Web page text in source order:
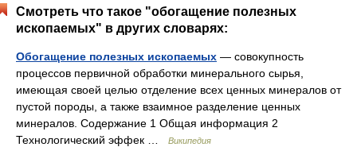
Смотреть что такое "обогащение полезных
ископаемых" в других словарях:
Обогащение полезных ископаемых — совокупность
процессов первичной обработки минерального сырья,
имеющая своей целью отделение всех ценных минералов от
пустой породы, а также взаимное разделение ценных
минералов. Содержание 1 Общая информация 2
Технологический эффек …
Википедия